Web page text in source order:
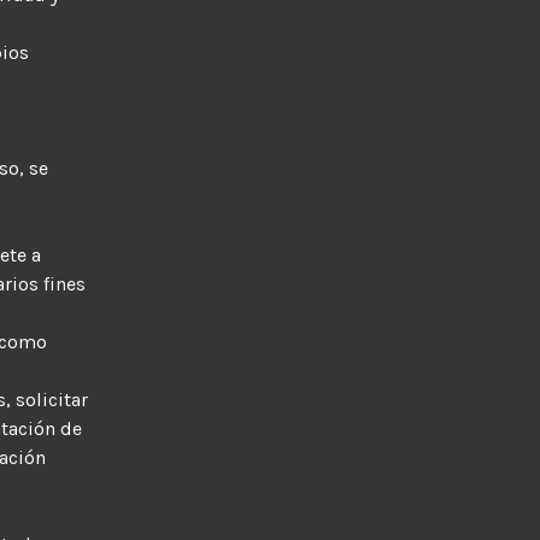
se
a
fines
solicitar
de